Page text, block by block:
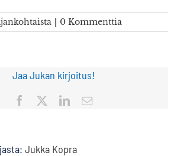
0 Kommenttia
Jaa Jukan kirjoitus!
Facebook LinkedInSähköposti
Jukka Kopra